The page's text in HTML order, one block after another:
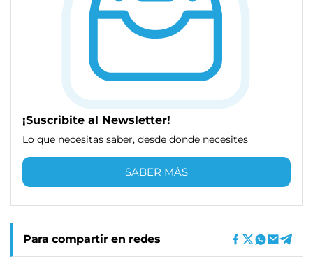
¡Suscribite al Newsletter!
Lo que necesitas saber, desde donde necesites
SABER MÁS
Para compartir en redes